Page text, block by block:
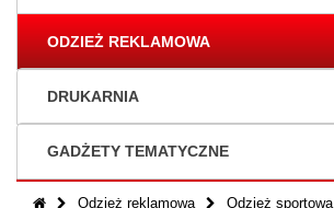
ODZIEŻ REKLAMOWA
DRUKARNIA
GADŻETY TEMATYCZNE
Odzież reklamowa Odzież sportowa